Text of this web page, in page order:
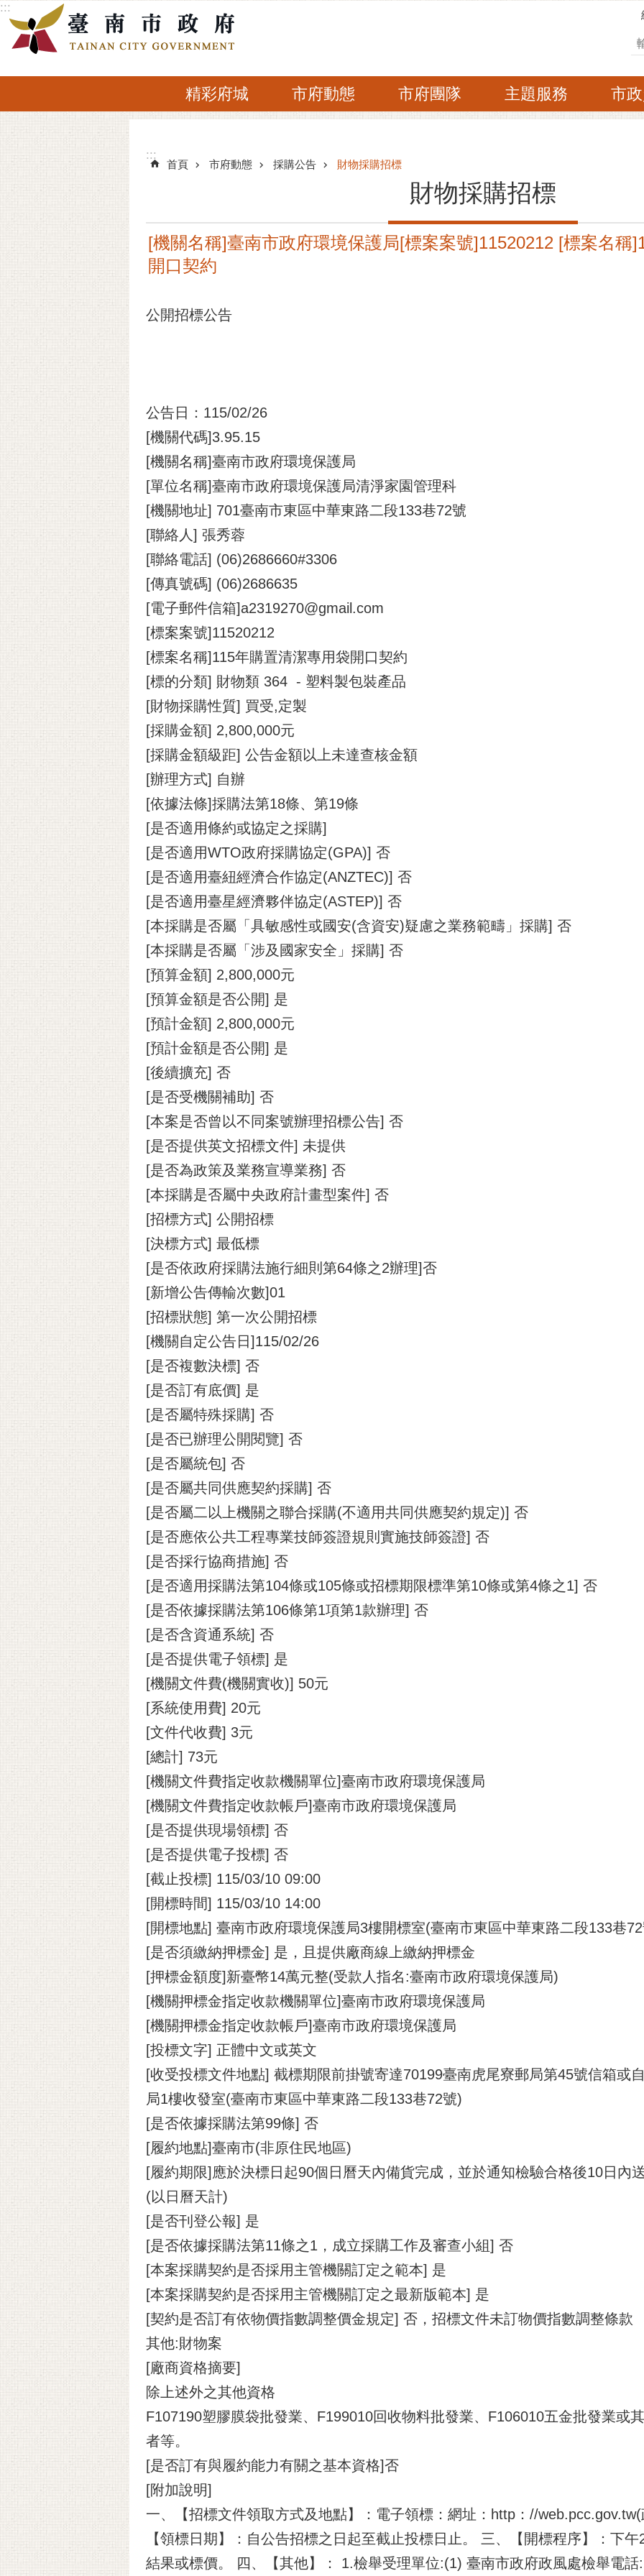
跳到主要內容區塊
:::
精彩府城 市府動態 市府團隊 主題服務 市
:::
:::
首頁 市府動態 採購公告 財物採購招標
財物採購招標
[機關名稱]臺南市政府環境保護局[標案案號]11520212 [標案名稱
開口契約
公開招標公告
公告日：115/02/26
[機關代碼]3.95.15
[機關名稱]臺南市政府環境保護局
[單位名稱]臺南市政府環境保護局清淨家園管理科
[機關地址] 701臺南市東區中華東路二段133巷72號
[聯絡人] 張秀蓉
[聯絡電話] (06)2686660#3306
[傳真號碼] (06)2686635
[電子郵件信箱]a2319270@gmail.com
[標案案號]11520212
[標案名稱]115年購置清潔專用袋開口契約
[標的分類] 財物類 364 - 塑料製包裝產品
[財物採購性質] 買受,定製
[採購金額] 2,800,000元
[採購金額級距] 公告金額以上未達查核金額
[辦理方式] 自辦
[依據法條]採購法第18條、第19條
[是否適用條約或協定之採購]
[是否適用WTO政府採購協定(GPA)] 否
[是否適用臺紐經濟合作協定(ANZTEC)] 否
[是否適用臺星經濟夥伴協定(ASTEP)] 否
[本採購是否屬「具敏感性或國安(含資安)疑慮之業務範疇」採購] 否
[本採購是否屬「涉及國家安全」採購] 否
[預算金額] 2,800,000元
[預算金額是否公開] 是
[預計金額] 2,800,000元
[預計金額是否公開] 是
[後續擴充] 否
[是否受機關補助] 否
[本案是否曾以不同案號辦理招標公告] 否
[是否提供英文招標文件] 未提供
[是否為政策及業務宣導業務] 否
[本採購是否屬中央政府計畫型案件] 否
[招標方式] 公開招標
[決標方式] 最低標
[是否依政府採購法施行細則第64條之2辦理]否
[新增公告傳輸次數]01
[招標狀態] 第一次公開招標
[機關自定公告日]115/02/26
[是否複數決標] 否
[是否訂有底價] 是
[是否屬特殊採購] 否
[是否已辦理公開閱覽] 否
[是否屬統包] 否
[是否屬共同供應契約採購] 否
[是否屬二以上機關之聯合採購(不適用共同供應契約規定)] 否
[是否應依公共工程專業技師簽證規則實施技師簽證] 否
[是否採行協商措施] 否
[是否適用採購法第104條或105條或招標期限標準第10條或第4條之1] 否
[是否依據採購法第106條第1項第1款辦理] 否
[是否含資通系統] 否
[是否提供電子領標] 是
[機關文件費(機關實收)] 50元
[系統使用費] 20元
[文件代收費] 3元
[總計] 73元
[機關文件費指定收款機關單位]臺南市政府環境保護局
[機關文件費指定收款帳戶]臺南市政府環境保護局
[是否提供現場領標] 否
[是否提供電子投標] 否
[截止投標] 115/03/10 09:00
[開標時間] 115/03/10 14:00
[開標地點] 臺南市政府環境保護局3樓開標室(臺南市東區中華東路二段133巷
[是否須繳納押標金] 是，且提供廠商線上繳納押標金
[押標金額度]新臺幣14萬元整(受款人指名:臺南市政府環境保護局)
[機關押標金指定收款機關單位]臺南市政府環境保護局
[機關押標金指定收款帳戶]臺南市政府環境保護局
[投標文字] 正體中文或英文
[收受投標文件地點] 截標期限前掛號寄達70199臺南虎尾寮郵局第45號信箱或
局1樓收發室(臺南市東區中華東路二段133巷72號)
[是否依據採購法第99條] 否
[履約地點]臺南市(非原住民地區)
[履約期限]應於決標日起90個日曆天內備貨完成，並於通知檢驗合格後10日內
(以日曆天計)
[是否刊登公報] 是
[是否依據採購法第11條之1，成立採購工作及審查小組] 否
[本案採購契約是否採用主管機關訂定之範本] 是
[本案採購契約是否採用主管機關訂定之最新版範本] 是
[契約是否訂有依物價指數調整價金規定] 否，招標文件未訂物價指數調整條款
其他:財物案
[廠商資格摘要]
除上述外之其他資格
F107190塑膠膜袋批發業、F199010回收物料批發業、F106010五金批發業或
者等。
[是否訂有與履約能力有關之基本資格]否
[附加說明]
一、【招標文件領取方式及地點】：電子領標：網址：http：//
【領標日期】：自公告招標之日起至截止投標日止。 三、【開標程序】：下
結果或標價。 四、【其他】： 1.檢舉受理單位:(1) 臺南市政府政風處檢舉電